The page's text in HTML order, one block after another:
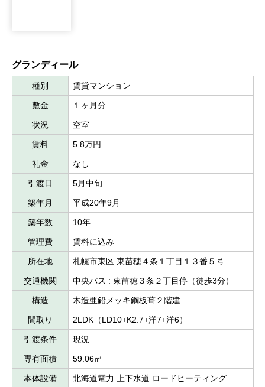
グランディール
種別 賃貸マンション
敷金 １ヶ月分
状況 空室
賃料 5.8万円
礼金 なし
引渡日 5月中旬
築年月 平成20年9月
築年数 10年
管理費 賃料に込み
所在地 札幌市東区 東苗穂４条１丁目１３番５号
交通機関 中央バス : 東苗穂３条２丁目停（徒歩3分）
構造 木造亜鉛メッキ鋼板葺２階建
間取り 2LDK（LD10+K2.7+洋7+洋6）
引渡条件 現況
専有面積 59.06㎡
本体設備 北海道電力 上下水道 ロードヒーティング